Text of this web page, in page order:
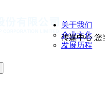
关于我们
企业文化
发展历程
传媒中心 您